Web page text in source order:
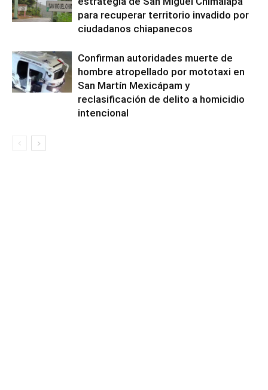
para recuperar territorio invadido por
ciudadanos chiapanecos
Confirman autoridades muerte de
hombre atropellado por mototaxi en
San Martín Mexicápam y
reclasificación de delito a homicidio
intencional